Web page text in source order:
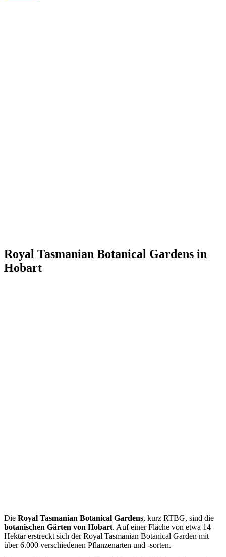
Royal Tasmanian Botanical Gardens in
Hobart
Die Royal Tasmanian Botanical Gardens, kurz RTBG, sind die
botanischen Gärten von Hobart. Auf einer Fläche von etwa 14
Hektar erstreckt sich der Royal Tasmanian Botanical Garden mit
über 6.000 verschiedenen Pflanzenarten und -sorten.